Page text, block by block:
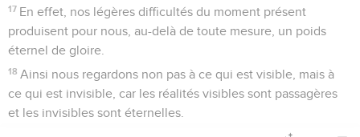
17 En effet, nos légères difficultés du moment présent
produisent pour nous, au-delà de toute mesure, un poids
éternel de gloire.
18 Ainsi nous regardons non pas à ce qui est visible, mais à
ce qui est invisible, car les réalités visibles sont passagères
et les invisibles sont éternelles.